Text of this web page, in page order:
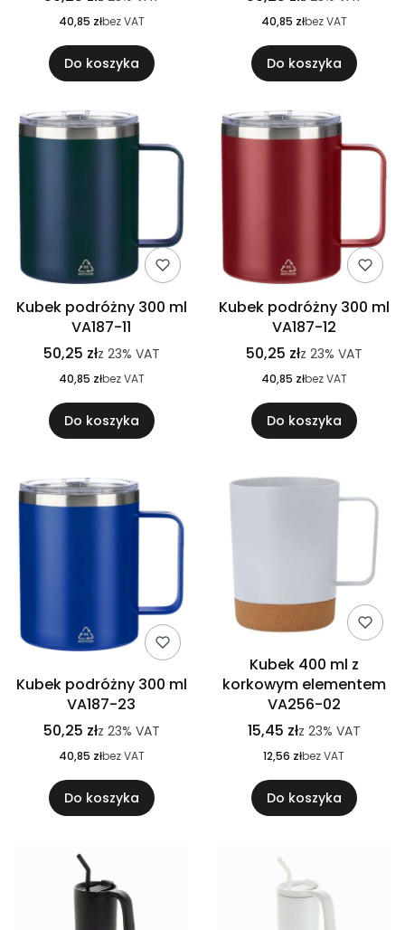
40,85 złbez VAT
Do koszyka
40,85 złbez VAT
Do koszyka
Kubek podróżny 300 ml
VA187-11
50,25 złz 23% VAT
40,85 złbez VAT
Do koszyka
Kubek podróżny 300 ml
VA187-12
50,25 złz 23% VAT
40,85 złbez VAT
Do koszyka
Kubek podróżny 300 ml
VA187-23
50,25 złz 23% VAT
40,85 złbez VAT
Do koszyka
Kubek 400 ml z
korkowym elementem
VA256-02
15,45 złz 23% VAT
12,56 złbez VAT
Do koszyka